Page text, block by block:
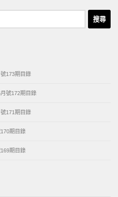
173期目錄
號172期目錄
171期目錄
期目錄
期目錄